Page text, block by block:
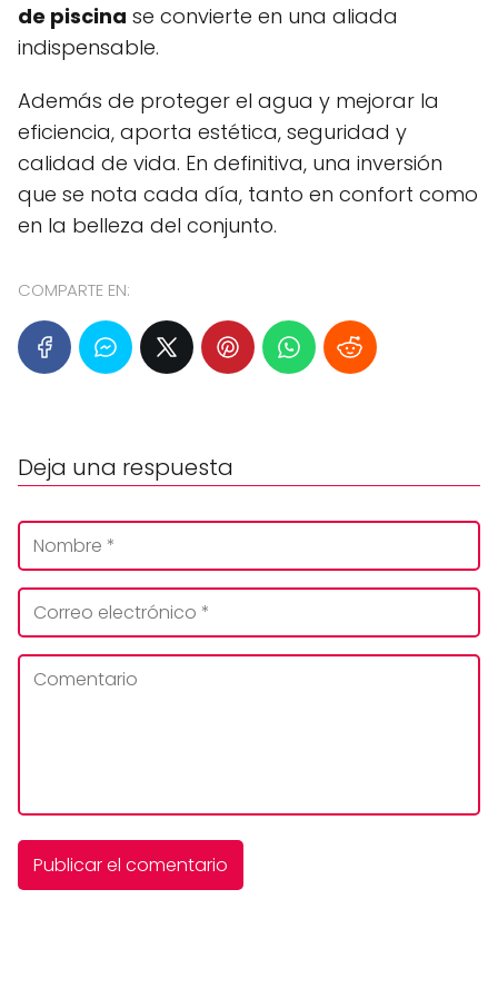
de piscina se convierte en una aliada
indispensable.
Además de proteger el agua y mejorar la
eficiencia, aporta estética, seguridad y
calidad de vida. En definitiva, una inversión
que se nota cada día, tanto en confort como
en la belleza del conjunto.
COMPARTE EN:
Deja una respuesta